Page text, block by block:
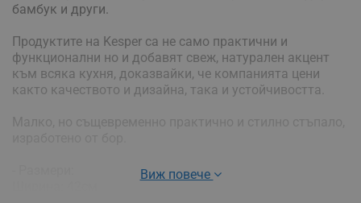
бамбук и други.
Продуктите на Kesper са не само практични и
функционални но и добавят свеж, натурален акцент
към всяка кухня, доказвайки, че компанията цени
както качеството и дизайна, така и устойчивостта.
Виж повече